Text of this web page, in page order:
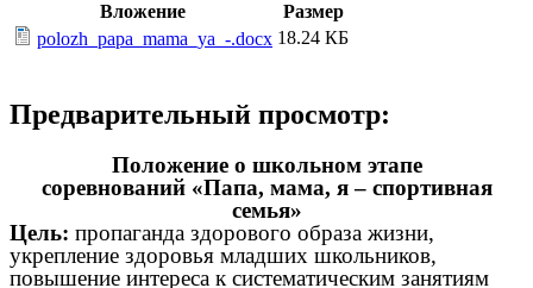
Вложение
Размер
polozh_papa_mama_ya_-.docx 18.24 КБ
Предварительный просмотр:
Положение о школьном этапе
соревнований «Папа, мама, я – спортивная
семья»
Цель: пропаганда здорового образа жизни,
укрепление здоровья младших школьников,
повышение интереса к систематическим занятиям